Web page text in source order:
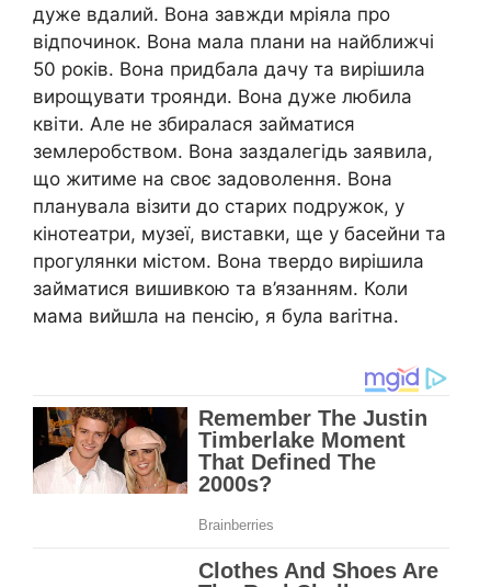
дуже вдалий. Вона завжди мріяла про
відпочинок. Вона мала плани на найближчі
50 років. Вона придбала дачу та вирішила
вирощувати троянди. Вона дуже любила
квіти. Але не збиралася займатися
землеробством. Вона заздалегідь заявила,
що житиме на своє задоволення. Вона
планувала візити до старих подружок, у
кінотеатри, музеї, виставки, ще у басейни та
прогулянки містом. Вона твердо вирішила
займатися вишивкою та в’язанням. Коли
мама вийшла на пенсію, я була ваrітна.